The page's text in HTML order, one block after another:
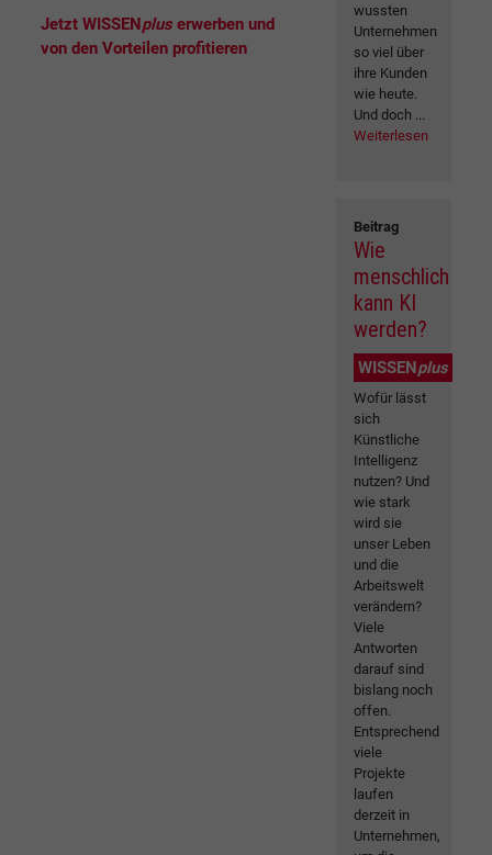
Jetzt WISSENplus erwerben und
von den Vorteilen profitieren
wussten
Unternehmen
so viel über
ihre Kunden
wie heute.
Und doch ...
Weiterlesen
Beitrag
Wie
menschlich
kann KI
werden?
WISSENplus
Wofür lässt
sich
Künstliche
Intelligenz
nutzen? Und
wie stark
wird sie
unser Leben
und die
Arbeitswelt
verändern?
Viele
Antworten
darauf sind
bislang noch
offen.
Entsprechend
viele
Projekte
laufen
derzeit in
Unternehmen,